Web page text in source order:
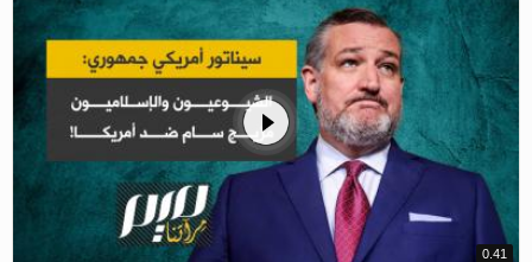
0.41